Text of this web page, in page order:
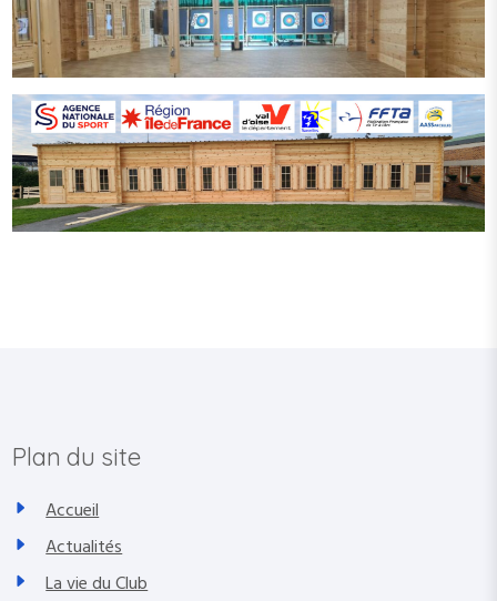
Plan du site
Accueil
Actualités
La vie du Club